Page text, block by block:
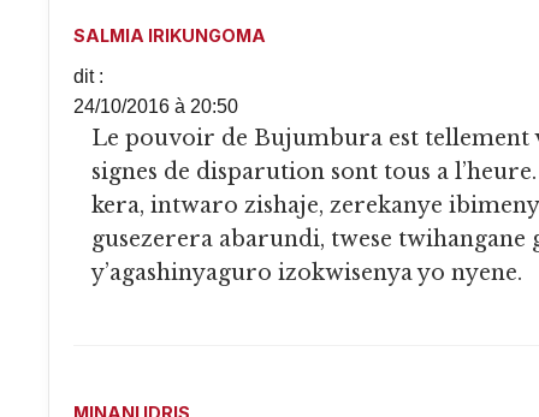
SALMIA IRIKUNGOMA
dit :
24/10/2016 à 20:50
Le pouvoir de Bujumbura est tellement vieux, que toutes les
signes de disparution sont tous a
kera, intwaro zishaje, zerekanye
gusezerera abarundi, twese twihangane
y’agashinyaguro izokwisenya yo nyene.
MINANI IDRIS